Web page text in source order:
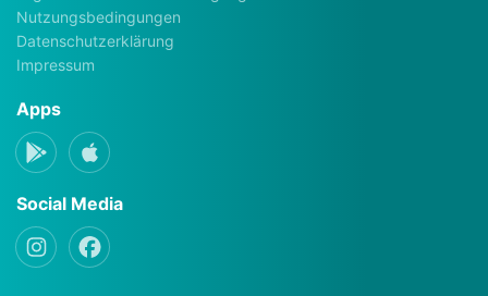
Nutzungsbedingungen
Datenschutzerklärung
Impressum
Apps
Social Media